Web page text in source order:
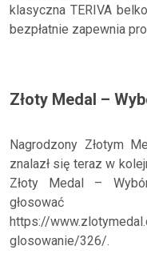
klasyczna TERIVA
bezpłatnie zapewnia
Złoty Medal –
Nagrodzony Złotym
znalazł się teraz w
Złoty Medal –
https://
glosowanie/326/.